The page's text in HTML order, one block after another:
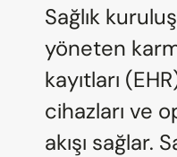
Sağlık
yöneten
kayıtları
cihazları ve
akışı sağlar.